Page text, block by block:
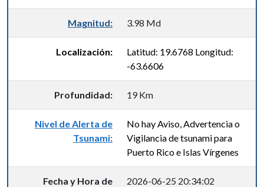
Magnitud: 3.98 Md
Localización:
Latitud: 19.6768 Longitud:
-63.6606
Profundidad: 19 Km
Nivel de Alerta de
Tsunami:
No hay Aviso, Advertencia o
Vigilancia de tsunami para
Puerto Rico e Islas Vírgenes
Fecha y Hora de
2026-06-25 20:34:02